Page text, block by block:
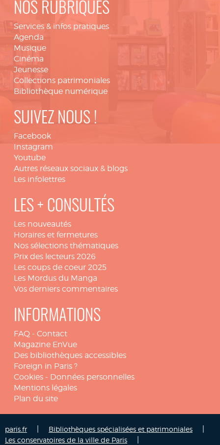
NOS RUBRIQUES
Services & infos pratiques
Agenda
Musique
Cinéma
Jeunesse
Collections patrimoniales
Bibliothèque numérique
SUIVEZ NOUS !
Facebook
Instagram
Youtube
Autres réseaux sociaux & blogs
Les infolettres
LES + CONSULTÉS
Les nouveautés
Horaires et fermetures
Nos sélections thématiques
Prix des lecteurs 2026
Les coups de coeur 2025
Les Mordus du Manga
Vos derniers commentaires
INFORMATIONS
FAQ - Contact
Magazine EnVue
Des bibliothèques accessibles
Foreign in Paris ?
Cookies - Données personnelles
Mentions légales
Plan du site
paris.fr Bibliothèques spécialisées et patrimoniales
Les conservatoires de la ville de Paris